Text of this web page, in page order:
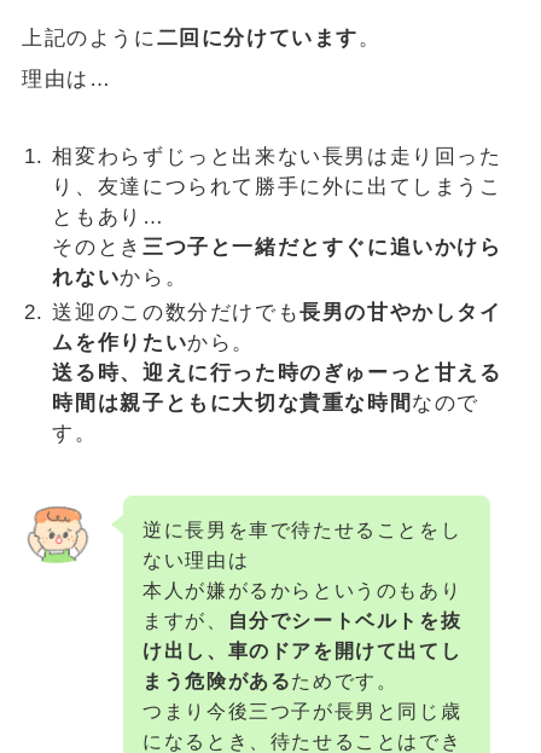
上記のように二回に分けています。
理由は…
相変わらずじっと出来ない長男は走り回った
り、友達につられて勝手に外に出てしまうこ
ともあり…
そのとき 三つ子と一緒だとすぐに追いかけら
れないから。
送迎のこの数分だけでも長男の甘やかしタイ
ムを作りたいから。
送る時、迎えに行った時のぎゅーっと甘える
時間は親子ともに大切な貴重な時間 なので
す。
逆に長男を車で待たせることをし
ない理由は
本人が嫌がるからというのもあり
ますが、
自分でシートベルトを抜
け出し、車のドアを開けて出てし
まう危険があるためです。
つまり今後三つ子が長男と同じ歳
になるとき、待たせることはでき